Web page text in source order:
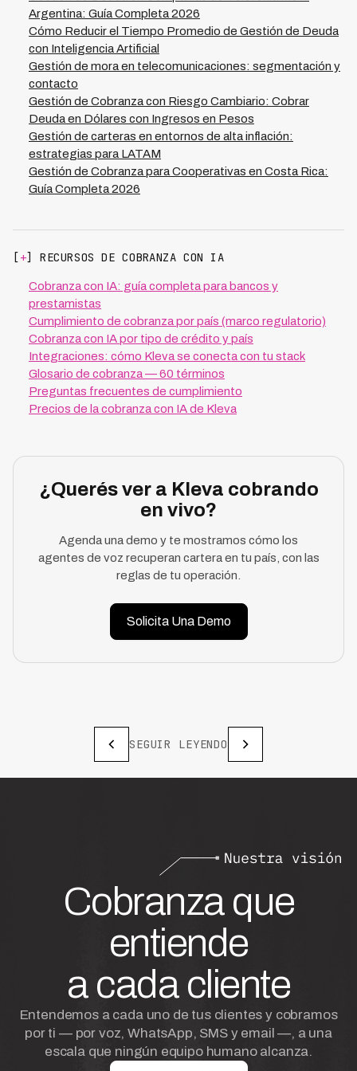
todas las subsidiarias para priorizar deudores de mayor
riesgo y aplicar estrategias más efectivas.
Adicionalmente, esta consolidación reduce la fricción
operativa entre áreas, permitiendo que los equipos de
cobranza se enfoquen en recuperación real en lugar de
tareas administrativas.
Argentina: Guía Completa 2026
Cómo Reducir el Tiempo Promedio de Gestión de Deuda
con Inteligencia Artificial
Gestión de mora en telecomunicaciones: segmentación y
contacto
Gestión de Cobranza con Riesgo Cambiario: Cobrar
Deuda en Dólares con Ingresos en Pesos
Gestión de carteras en entornos de alta inflación:
estrategias para LATAM
Gestión de Cobranza para Cooperativas en Costa Rica:
Guía Completa 2026
[ +] RECURSOS DE COBRANZA CON IA
Cobranza con IA: guía completa para bancos y
prestamistas
Cumplimiento de cobranza por país (marco regulatorio)
Cobranza con IA por tipo de crédito y país
Integraciones: cómo Kleva se conecta con tu stack
Glosario de cobranza — 60 términos
Preguntas frecuentes de cumplimiento
Precios de la cobranza con IA de Kleva
¿Querés ver a Kleva cobrando
en vivo?
Agenda una demo y te mostramos cómo los
agentes de voz recuperan cartera en tu país, con las
reglas de tu operación.
Solicita Una Demo
SEGUIR LEYENDO
Cobranza que
entiende
a cada cliente
Entendemos a cada uno de tus clientes y cobramos
por ti — por voz, WhatsApp, SMS y email —, a una
escala que ningún equipo humano alcanza.